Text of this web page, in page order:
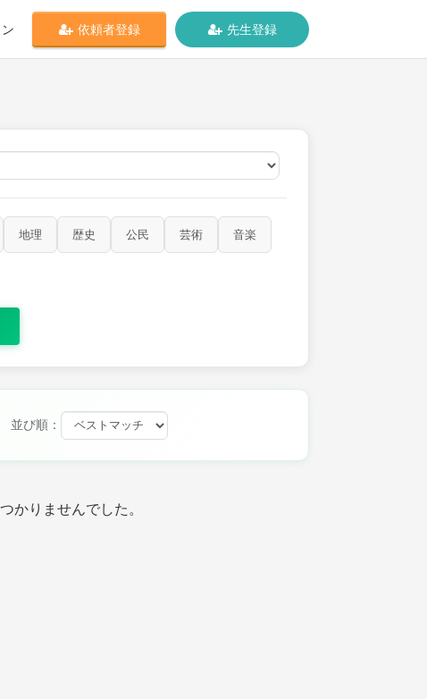
依頼者登録 先生登録
地理 歴史 公民 芸術 音楽
並び順：
かりませんでした。